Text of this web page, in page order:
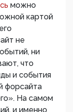
можно
картой
не
ни
что
и события
форсайта
На самом
и именно